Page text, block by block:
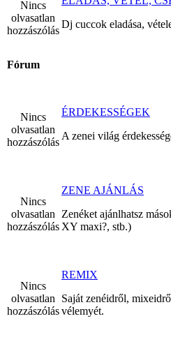
Nincs
olvasatlan
hozzászólás
Dj cuccok eladása,
Fórum
Nincs
olvasatlan
hozzászólás
ÉRDEKESSÉGEK
A zenei világ
Nincs
olvasatlan
hozzászólás
ZENE AJÁNLÁS
Zenéket ajánlhatsz
XY maxi?, stb.)
Nincs
olvasatlan
hozzászólás
REMIX
Saját zenéidről,
vélemyét.